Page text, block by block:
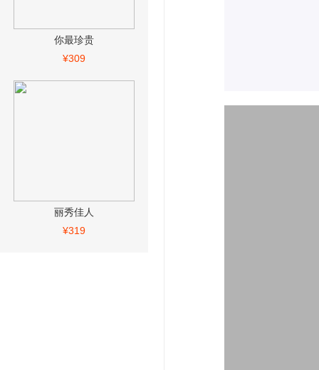
你最珍贵
¥309
丽秀佳人
¥319